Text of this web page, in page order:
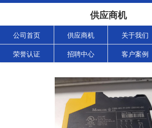
供应商机
公司首页 供应商机 关于我们
荣誉认证 招聘中心 客户案例